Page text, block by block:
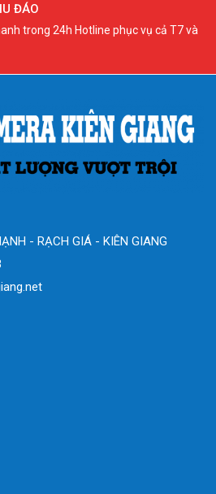
ĐÁO
trong 24h Hotline phục vụ cả T7 và
- RẠCH GIÁ - KIÊN GIANG